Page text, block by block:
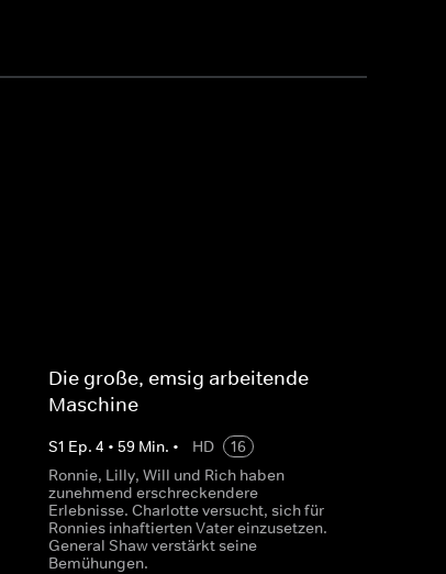
Die große, emsig arbeitende
Maschine
S1 Ep. 4 • 59Min. • HD
16
Ronnie, Lilly, Will und Rich haben
zunehmend erschreckendere
Erlebnisse. Charlotte versucht, sich für
Ronnies inhaftierten Vater einzusetzen.
General Shaw verstärkt seine
Bemühungen.